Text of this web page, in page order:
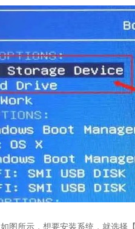
图所示，想要安装系统，就选择【